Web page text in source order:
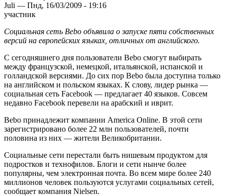
Juli — Пнд, 16/03/2009 - 19:16
участник
Социальная сеть Bebo объявила о запуске пяти собственных
версий на европейских языках, отличных от английского.
С сегодняшнего дня пользователи Bebo смогут выбирать
между французской, немецкой, итальянской, испанской и
голландской версиями. До сих пор Bebo была доступна только
на английском и польском языках. К слову, лидер рынка —
социальная сеть Facebook — предлагает 40 языков. Совсем
недавно Facebook перевели на арабский и иврит.
Bebo принадлежит компании America Online. В этой сети
зарегистрировано более 22 млн пользователей, почти
половина из них — жители Великобритании.
Социальные сети перестали быть нишевым продуктом для
подростков и технофилов. Блоги и сети нынче более
популярны, чем электронная почта. Во всем мире более 240
миллионов человек пользуются услугами социальных сетей,
сообщает компания Nielsen.